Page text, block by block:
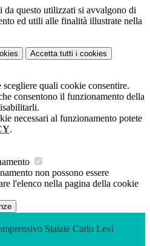
da questo utilizzati si avvalgono di
ed utili alle finalità illustrate nella
Accetta tutti i cookies
scegliere quali cookie consentire.
consentono il funzionamento della
necessari al funzionamento potete
.
non possono essere
l'elenco nella pagina della cookie
Statale Carlo Levi